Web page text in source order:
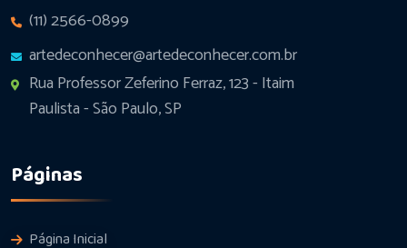
(11) 2566-0899
artedeconhecer@artedeconhecer.com.br
Rua Professor Zeferino Ferraz, 123 - Itaim
Paulista - São Paulo, SP
Páginas
Página Inicial